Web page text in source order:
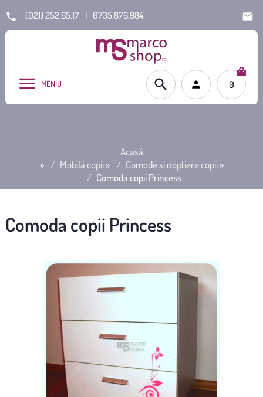
(021) 252.65.17 | 0735.876.984
MENIU 0
Acasă
»
Mobilă copii» Comode si noptiere copii»
Comoda copii Princess
Comoda copii Princess